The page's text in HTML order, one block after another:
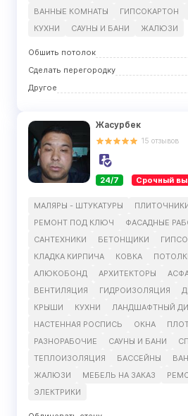
ВАННЫЕ КОМНАТЫ
ГИПСОКАРТОН
КУХНИ
САУНЫ И БАНИ ЖАЛЮЗИ
Обшить потолок
Сделать перегородку
Другое
Жасурбек
15 отзывов
24/7 Срочный
МАЛЯРЫ - ШТУКАТУРЫ
РЕМОНТ ПОД КЛЮЧ
ФАСАДНЫЕ
САНТЕХНИКИ
БЕТОНЩИКИ
КЛАДКА КИРПИЧА
КОВКА
АЛЮКОБОНД
АРХИТЕКТОРЫ
ВЕНТИЛЯЦИЯ
ГИДРОИЗОЛЯЦИЯ
КРЫШИ
КУХНИ ЛАНДШАФТНЫЙ
НАСТЕННАЯ РОСПИСЬ
ОКНА
РАЗНОРАБОЧИЕ
САУНЫ И БАНИ
ТЕПЛОИЗОЛЯЦИЯ
БАССЕЙНЫ
ЖАЛЮЗИ
МЕБЕЛЬ НА ЗАКАЗ
ЭЛЕКТРИКИ